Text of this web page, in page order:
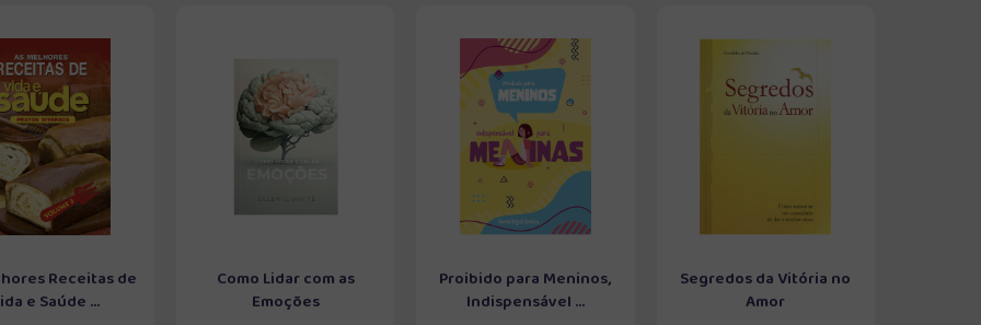
Receitas de
e Saúde ...
Como Lidar com as
Emoções
Proibido para Meninos,
Indispensável ...
Segredos da Vitória no
Amor